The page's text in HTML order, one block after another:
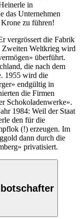
in
das Unternehmen
zu führen!
vergrössert die Fabrik
Zweiten Weltkrieg wird
überführt.
die nach dem
1955 wird die
endgültig in
die Firmen
Schokoladenwerke».
1984: Weil der Staat
den für die
(!) erzeugen. Im
dann durch die
privatisiert.